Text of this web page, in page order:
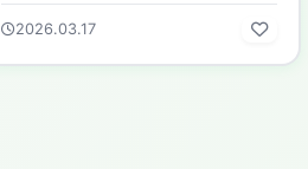
2026.03.17